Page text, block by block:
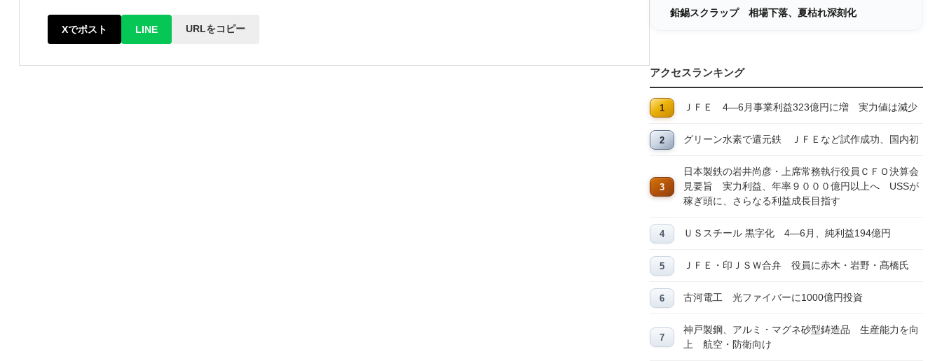
Xでポスト LINE URLをコピー
鉛錫スクラップ 相場下落、夏枯れ深刻化
アクセスランキング
ＪＦＥ 4―6月事業利益323億円に増 実力値は減少
グリーン水素で還元鉄 ＪＦＥなど試作成功、国内初
日本製鉄の岩井尚彦・上席常務執行役員ＣＦＯ決算会
見要旨 実力利益、年率９０００億円以上へ USSが
稼ぎ頭に、さらなる利益成長目指す
ＵＳスチール 黒字化 4―6月、純利益194億円
ＪＦＥ・印ＪＳＷ合弁 役員に赤木・岩野・髙橋氏
古河電工 光ファイバーに1000億円投資
神戸製鋼、アルミ・マグネ砂型鋳造品 生産能力を向
上 航空・防衛向け